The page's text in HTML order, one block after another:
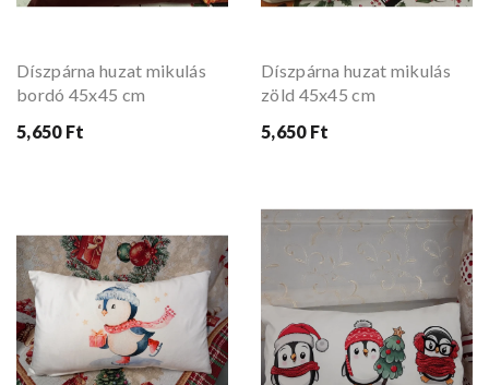
Díszpárna huzat mikulás
bordó 45x45 cm
5,650 Ft
Díszpárna huzat mikulás
zöld 45x45 cm
5,650 Ft